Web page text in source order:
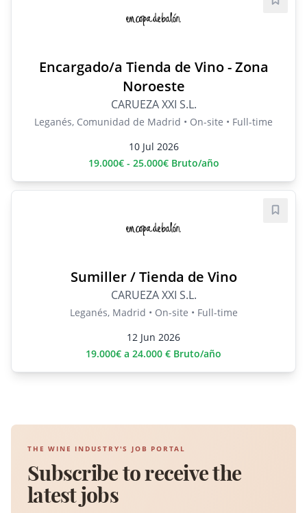
Encargado/a Tienda de Vino - Zona
Noroeste
CARUEZA XXI S.L.
Leganés, Comunidad de Madrid • On-site • Full-time
10 Jul 2026
19.000€ - 25.000€ Bruto/año
Save
Sumiller / Tienda de Vino
CARUEZA XXI S.L.
Leganés, Madrid • On-site • Full-time
12 Jun 2026
19.000€ a 24.000 € Bruto/año
Save
THE WINE INDUSTRY'S JOB PORTAL
Subscribe to receive the
latest jobs